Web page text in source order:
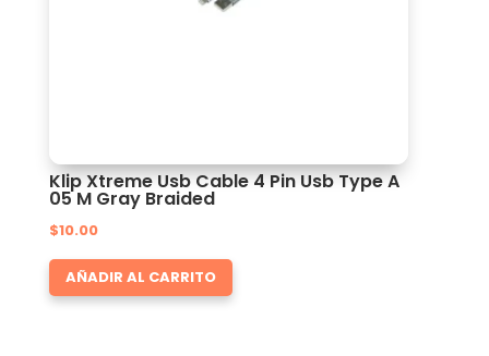
Klip Xtreme Usb Cable 4 Pin Usb Type A
05 M Gray Braided
$10.00
AÑADIR AL CARRITO